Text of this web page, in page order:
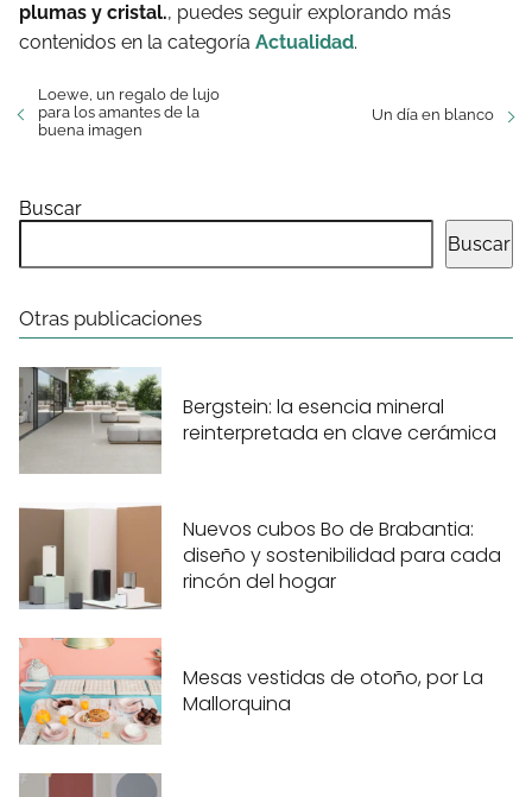
plumas y cristal., puedes seguir explorando más
contenidos en la categoría Actualidad.
Loewe, un regalo de lujo
para los amantes de la
buena imagen
Un día en blanco
Buscar
Buscar
Otras publicaciones
Bergstein: la esencia mineral
reinterpretada en clave cerámica
Nuevos cubos Bo de Brabantia:
diseño y sostenibilidad para cada
rincón del hogar
Mesas vestidas de otoño, por La
Mallorquina